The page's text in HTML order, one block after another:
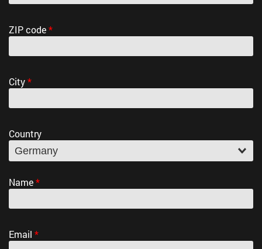
ZIP code*
City*
Country
Name*
Email *